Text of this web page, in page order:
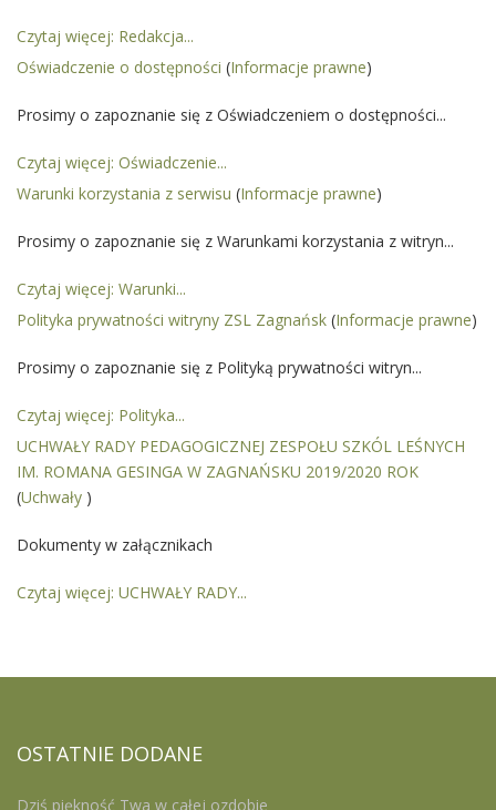
Czytaj więcej: Redakcja...
Oświadczenie o dostępności (Informacje prawne)
Prosimy o zapoznanie się z Oświadczeniem o dostępności...
Czytaj więcej: Oświadczenie...
Warunki korzystania z serwisu (Informacje prawne)
Prosimy o zapoznanie się z Warunkami korzystania z witryn...
Czytaj więcej: Warunki...
Polityka prywatności witryny ZSL Zagnańsk (Informacje prawne)
Prosimy o zapoznanie się z Polityką prywatności witryn...
Czytaj więcej: Polityka...
UCHWAŁY RADY PEDAGOGICZNEJ ZESPOŁU SZKÓL LEŚNYCH
IM. ROMANA GESINGA W ZAGNAŃSKU 2019/2020 ROK
(Uchwały )
Dokumenty w załącznikach
Czytaj więcej: UCHWAŁY RADY...
OSTATNIE DODANE
Dziś piękność Twa w całej ozdobie